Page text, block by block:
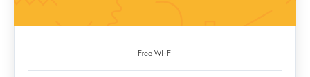
Free WI-FI